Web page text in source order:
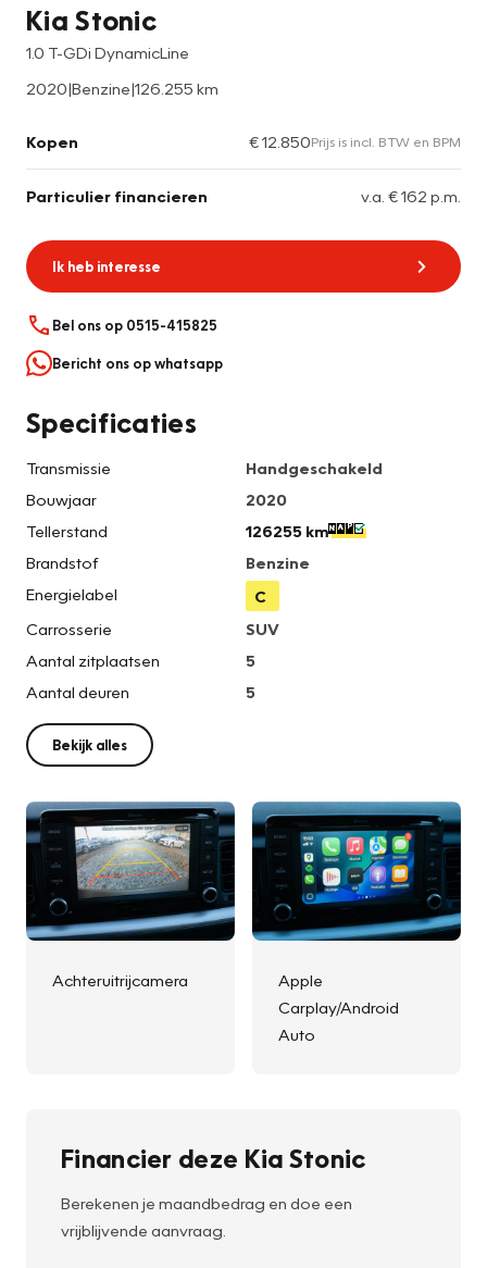
Kia Stonic
1.0 T-GDi DynamicLine
2020|Benzine|126.255 km
Kopen € 12.850Prijs is incl. BTW en BPM
Particulier financieren v.a. € 162 p.m.
Ik heb interesse
Bel ons op 0515-415825
Bericht ons op whatsapp
Specificaties
Transmissie
Handgeschakeld
Bouwjaar
2020
Tellerstand
126255 km
Brandstof
Benzine
Energielabel
C
Carrosserie
SUV
Aantal zitplaatsen
5
Aantal deuren
5
Bekijk alles
Achteruitrijcamera
Apple
Carplay/Android
Auto
Financier deze Kia Stonic
Berekenen je maandbedrag en doe een
vrijblijvende aanvraag.